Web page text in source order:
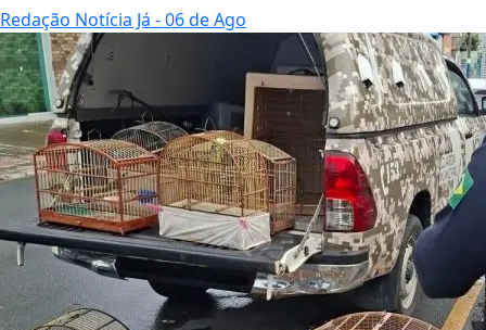
Redação Notícia Já - 06 de Ago